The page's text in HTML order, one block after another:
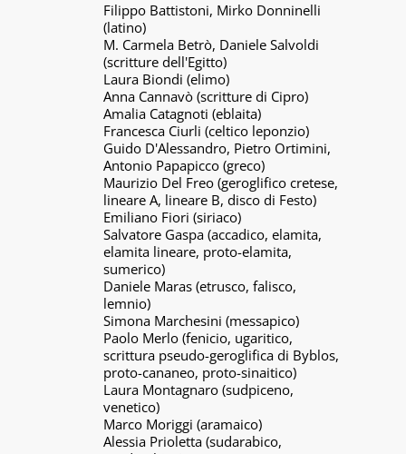
Filippo Battistoni, Mirko Donninelli
(latino)
M. Carmela Betrò, Daniele Salvoldi
(scritture dell'Egitto)
Laura Biondi (elimo)
Anna Cannavò (scritture di Cipro)
Amalia Catagnoti (eblaita)
Francesca Ciurli (celtico leponzio)
Guido D'Alessandro, Pietro Ortimini,
Antonio Papapicco (greco)
Maurizio Del Freo (geroglifico cretese,
lineare A, lineare B, disco di Festo)
Emiliano Fiori (siriaco)
Salvatore Gaspa (accadico, elamita,
elamita lineare, proto-elamita,
sumerico)
Daniele Maras (etrusco, falisco,
lemnio)
Simona Marchesini (messapico)
Paolo Merlo (fenicio, ugaritico,
scrittura pseudo-geroglifica di Byblos,
proto-cananeo, proto-sinaitico)
Laura Montagnaro (sudpiceno,
venetico)
Marco Moriggi (aramaico)
Alessia Prioletta (sudarabico,